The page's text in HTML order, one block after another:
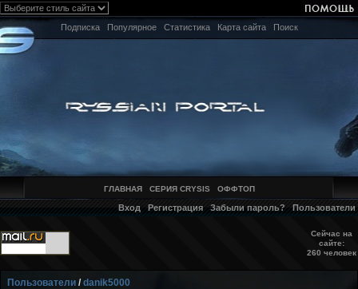
Подписка Популярное Статистика Карта сайта Поиск
ГЛАВНАЯ СЕРИЯ CRYSIS ОФФТОП
Вход Регистрация Забыли пароль? Пользователи
Сейчас на
сайте:
260 человек
Пользователи /danik5000